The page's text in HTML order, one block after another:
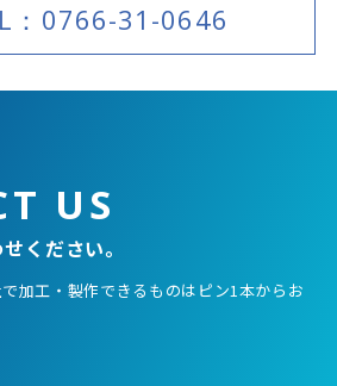
：0766-31-0646
US
ください。
加工・製作できるものはピン1本からお